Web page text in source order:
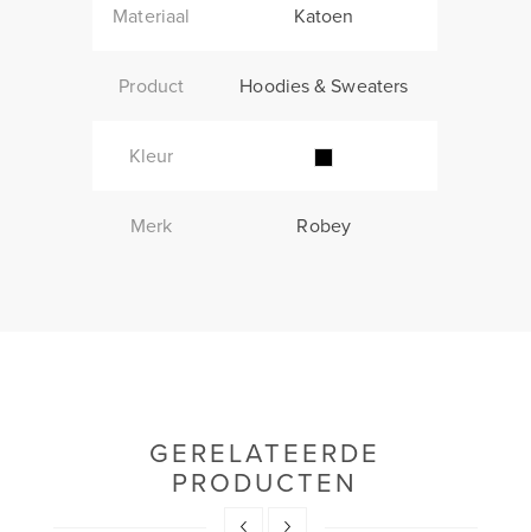
Materiaal Katoen
Product Hoodies & Sweaters
Kleur
Merk Robey
GERELATEERDE
PRODUCTEN